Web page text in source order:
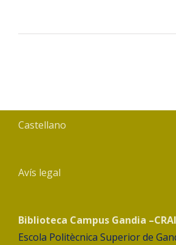
Castellano
Avís legal
Biblioteca Campus Gandia
Escola Politècnica Superior de